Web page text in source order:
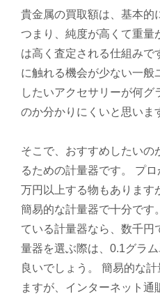
貴金属の買取額は、基本的
つまり、純度が高くて重量
は高く査定される仕組みで
に触れる機会が少ない一般
したいアクセサリーが何グ
のか分かりにくいと思いま
そこで、おすすめしたいの
るための計量器です。 プ
万円以上する物もあります
簡易的な計量器で十分です
ている計量器なら、数千円
量器を選ぶ際は、0.1グラ
良いでしょう。 簡易的な
ますが、インターネット